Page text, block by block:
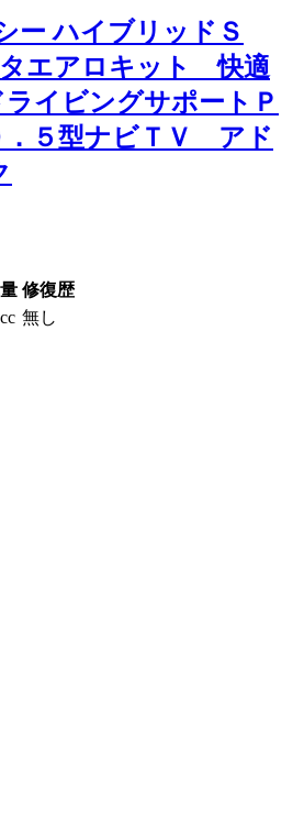
ー ハイブリッドＳ
エアロキット 快適
イビングサポートＰ
５型ナビＴＶ アド
修復歴
無し